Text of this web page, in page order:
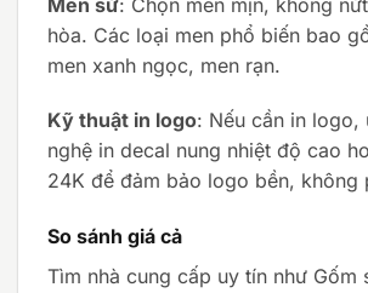
hòa. Các loại men phổ biến bao
men xanh ngọc, men rạn.
Kỹ thuật in logo: Nếu cần in logo,
nghệ in decal nung nhiệt độ cao
24K để đảm bảo logo bền, không
So sánh giá cả
Tìm nhà cung cấp uy tín như Gốm